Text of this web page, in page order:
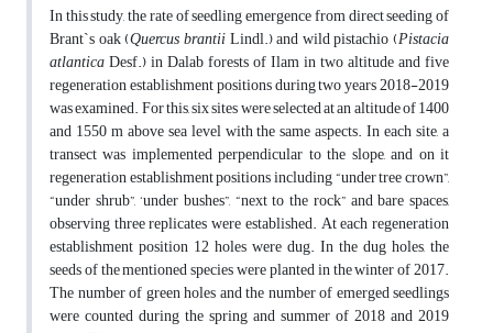
In this study, the rate of seedling emergence from direct seeding of
Brant`s oak (Quercus brantiiLindl.) and wild pistachio (Pistacia
atlanticaDesf.) in Dalab forests of Ilam in two altitude and five
regeneration establishment positions during two years 2018-2019
was examined. For this, six sites were selected at an altitude of 1400
and 1550 m above sea level with the same aspects. In each site, a
transect was implemented perpendicular to the slope, and on it
regeneration establishment positions including “under tree crown”,
“under shrub”, ‘under bushes”, “next to the rock” and bare spaces,
observing three replicates were established. At each regeneration
establishment position 12 holes were dug. In the dug holes, the
seeds of the mentioned species were planted in the winter of 2017.
The number of green holes and the number of emerged seedlings
were counted during the spring and summer of 2018 and 2019